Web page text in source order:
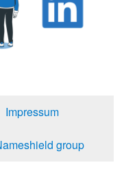
Impressum
group